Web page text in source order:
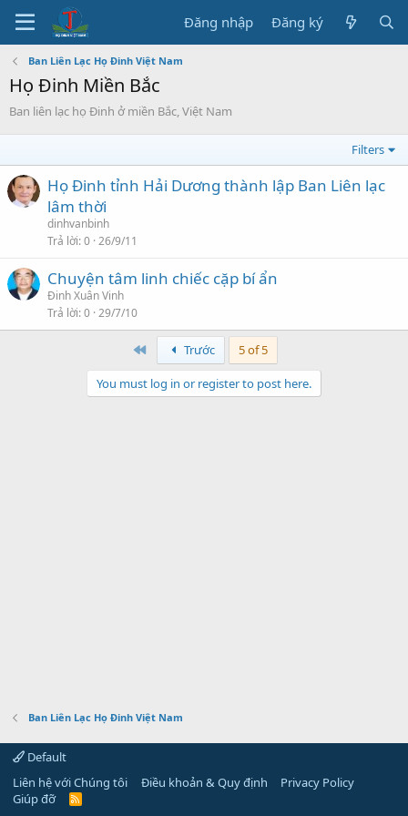
Đăng nhập Đăng ký
Ban Liên Lạc Họ Đinh Việt Nam
Họ Đinh Miền Bắc
Ban liên lạc họ Đinh ở miền Bắc, Việt Nam
Filters
Họ Đinh tỉnh Hải Dương thành lập Ban Liên lạc
lâm thời
dinhvanbinh
Trả lời 0 26/9/11
Chuyện tâm linh chiếc cặp bí ẩn
Đinh Xuân Vinh
Trả lời 0 29/7/10
First Trước 5 of 5
You must log in or register to post here.
Ban Liên Lạc Họ Đinh Việt Nam
Default
Liên hệ với Chúng tôi
Điều khoản & Quy định
Privacy Policy
Giúp đỡ
R